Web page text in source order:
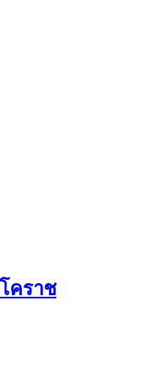
คราช